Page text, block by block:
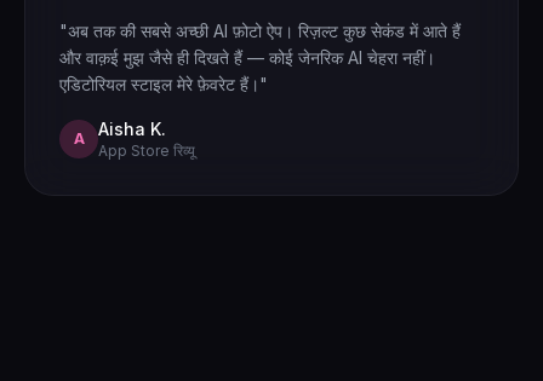
"अब तक की सबसे अच्छी AI फ़ोटो ऐप। रिज़ल्ट कुछ सेकंड में आते हैं
और वाक़ई मुझ जैसे ही दिखते हैं — कोई जेनरिक AI चेहरा नहीं।
एडिटोरियल स्टाइल मेरे फ़ेवरेट हैं।"
A Aisha K.
App Store रिव्यू